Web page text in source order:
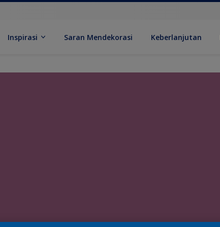
Inspirasi Saran Mendekorasi Keberlanjutan